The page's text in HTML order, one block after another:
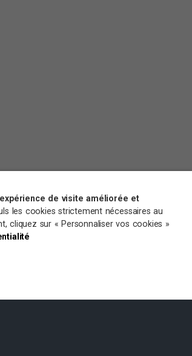
de visite améliorée et
les cookies strictement nécessaires au
cliquez sur « Personnaliser vos cookies »